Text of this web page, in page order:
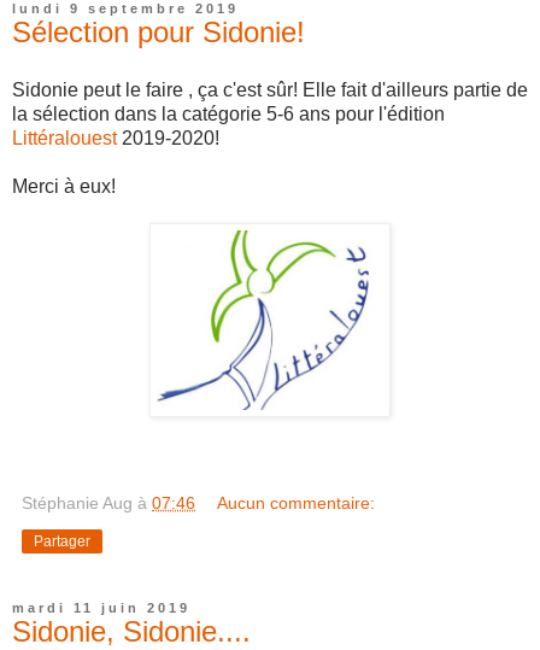
lundi 9 septembre 2019
Sélection pour Sidonie!
Sidonie peut le faire , ça c'est sûr! Elle fait d'ailleurs partie de
la sélection dans la catégorie 5-6 ans pour l'édition
Littéralouest2019-2020!
Merci à eux!
Stéphanie Aug à 07:46 Aucun commentaire:
Partager
mardi 11 juin 2019
Sidonie, Sidonie....